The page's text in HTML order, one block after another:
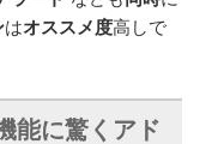
はオススメ度高しで
能に驚くアド